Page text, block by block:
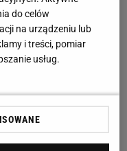
do celów
na urządzeniu lub
i treści, pomiar
usług.